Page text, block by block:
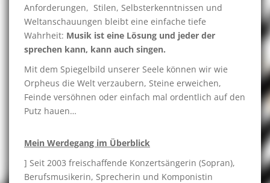
Anforderungen, Stilen, Selbsterkenntnissen und
Weltanschauungen bleibt eine einfache tiefe
Wahrheit: Musik ist eine Lösung und jeder der
sprechen kann, kann auch singen.
Mit dem Spiegelbild unserer Seele können wir wie
Orpheus die Welt verzaubern, Steine erweichen,
Feinde versöhnen oder einfach mal ordentlich auf den
Putz hauen…
Mein Werdegang im Überblick
] Seit 2003 freischaffende Konzertsängerin (Sopran),
Berufsmusikerin, Sprecherin und Komponistin